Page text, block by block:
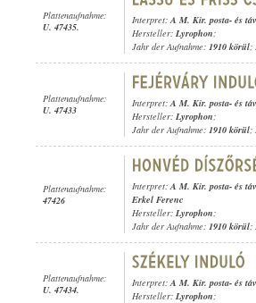
Plattenaufnahme:
U. 47435.
Interpret:A M. Kir. posta- és
Hersteller: Lyrophon;
Jahr der Aufnahme: 1910 körül;
Plattenaufnahme:
U. 47433
Interpret:A M. Kir. posta- és
Hersteller: Lyrophon;
Jahr der Aufnahme: 1910 körül;
Plattenaufnahme:
47426
Interpret:A M. Kir. posta- és
Erkel Ferenc
Hersteller: Lyrophon;
Jahr der Aufnahme: 1910 körül;
Plattenaufnahme:
U. 47434.
Interpret:A M. Kir. posta- és
Hersteller: Lyrophon;